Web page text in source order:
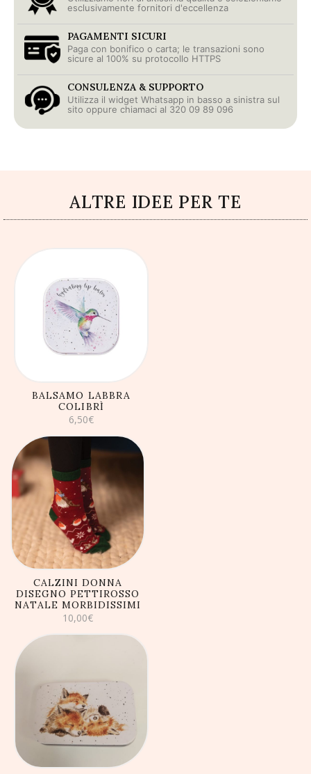
esclusivamente fornitori d'eccellenza
PAGAMENTI SICURI
Paga con bonifico o carta; le transazioni sono
sicure al 100% su protocollo HTTPS
CONSULENZA & SUPPORTO
Utilizza il widget Whatsapp in basso a sinistra sul
sito oppure chiamaci al 320 09 89 096
ALTRE IDEE PER TE
AGGIUNGI AL
CARRELLO
BALSAMO LABBRA
COLIBRÌ
6,50€
AGGIUNGI AL
CARRELLO
CALZINI DONNA
DISEGNO PETTIROSSO
NATALE MORBIDISSIMI
10,00€
AGGIUNGI AL
CARRELLO